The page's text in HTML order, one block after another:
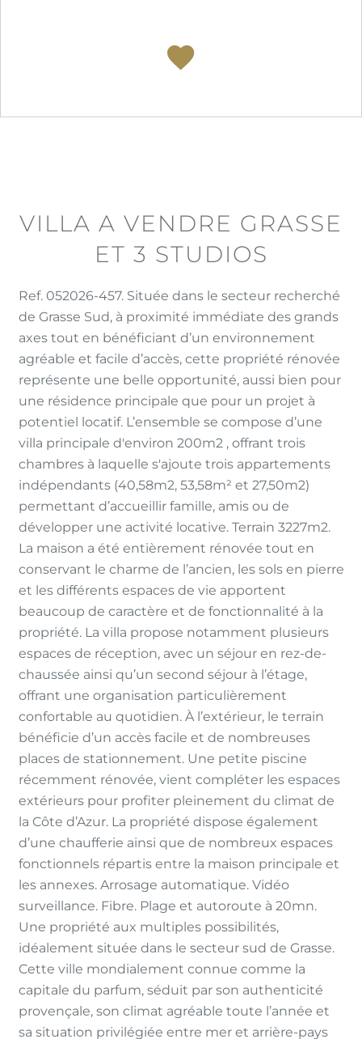
VILLA A VENDRE GRASSE
ET 3 STUDIOS
Ref. 052026-457. Située dans le secteur recherché
de Grasse Sud, à proximité immédiate des grands
axes tout en bénéficiant d’un environnement
agréable et facile d’accès, cette propriété rénovée
représente une belle opportunité, aussi bien pour
une résidence principale que pour un projet à
potentiel locatif. L’ensemble se compose d’une
villa principale d'environ 200m2 , offrant trois
chambres à laquelle s'ajoute trois appartements
indépendants (40,58m2, 53,58m² et 27,50m2)
permettant d’accueillir famille, amis ou de
développer une activité locative. Terrain 3227m2.
La maison a été entièrement rénovée tout en
conservant le charme de l’ancien, les sols en pierre
et les différents espaces de vie apportent
beaucoup de caractère et de fonctionnalité à la
propriété. La villa propose notamment plusieurs
espaces de réception, avec un séjour en rez-de-
chaussée ainsi qu’un second séjour à l’étage,
offrant une organisation particulièrement
confortable au quotidien. À l’extérieur, le terrain
bénéficie d’un accès facile et de nombreuses
places de stationnement. Une petite piscine
récemment rénovée, vient compléter les espaces
extérieurs pour profiter pleinement du climat de
la Côte d’Azur. La propriété dispose également
d’une chaufferie ainsi que de nombreux espaces
fonctionnels répartis entre la maison principale et
les annexes. Arrosage automatique. Vidéo
surveillance. Fibre. Plage et autoroute à 20mn.
Une propriété aux multiples possibilités,
idéalement située dans le secteur sud de Grasse.
Cette ville mondialement connue comme la
capitale du parfum, séduit par son authenticité
provençale, son climat agréable toute l’année et
sa situation privilégiée entre mer et arrière-pays